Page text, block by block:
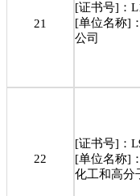
21
[证书号]：
[单位名称]
公司
22
[证书号]：
[单位名称]
化工和高分